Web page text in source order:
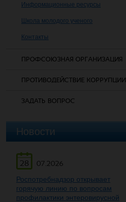
Информационные ресурсы
Школа молодого ученого
Контакты
ПРОФСОЮЗНАЯ ОРГАНИЗАЦИЯ
ПРОТИВОДЕЙСТВИЕ КОРРУПЦИИ
ЗАДАТЬ ВОПРОС
Новости
28
07.2026
Роспотребнадзор открывает
горячую линию по вопросам
профилактики энтеровирусной